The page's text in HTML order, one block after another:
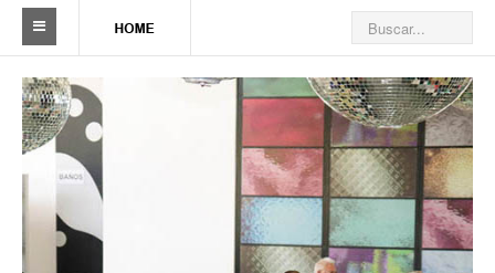
Sindicato
Reseña histórica
Autoridades
Delegaciones